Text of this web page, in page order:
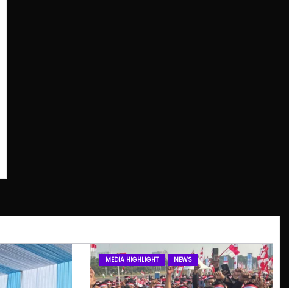
MEDIA HIGHLIGHT NEWS